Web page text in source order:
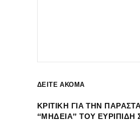
ΔΕΙΤΕ ΑΚΟΜΑ
ΚΡΙΤΙΚΗ ΓΙΑ ΤΗΝ
“ΜΗΔΕΙΑ” ΤΟΥ ΕΥΡΙΠΙΔΗ